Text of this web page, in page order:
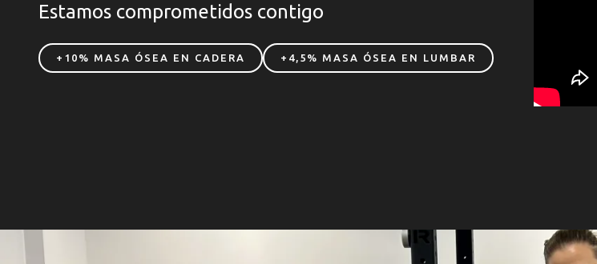
Estamos comprometidos contigo
+10% MASA ÓSEA EN CADERA +4,5% MASA ÓSEA EN LUMBAR